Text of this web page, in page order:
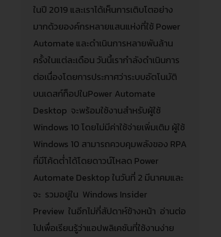
ในปี 2019 และเราได้เห็นการเติบโตอย่าง
มากด้วยองค์กรหลายแสนแห่งที่ใช้ Power
Automate และดำเนินการหลายพันล้าน
ครั้งในแต่ละเดือน วันนี้เรากำลังดำเนินการ
ต่อเนื่องโดยการประกาศว่าระบบอัตโนมัติ
บนเดสก์ท็อปในPower Automate
Desktop จะพร้อมใช้งานสำหรับผู้ใช้
Windows 10 โดยไม่มีค่าใช้จ่ายเพิ่มเติม ผู้ใช้
Windows 10 สามารถควบคุมพลังของ RPA
ที่มีโค้ดต่ำได้โดยดาวน์โหลด Power
Automate Desktop ในวันที่ 2 มีนาคมและ
จะ รวมอยู่ใน Windows Insider
Preview ในอีกไม่กี่สัปดาห์ข้างหน้า อ่านต่อ
ไปเพื่อเรียนรู้ว่าแอปพลิเคชันที่ใช้งานง่าย